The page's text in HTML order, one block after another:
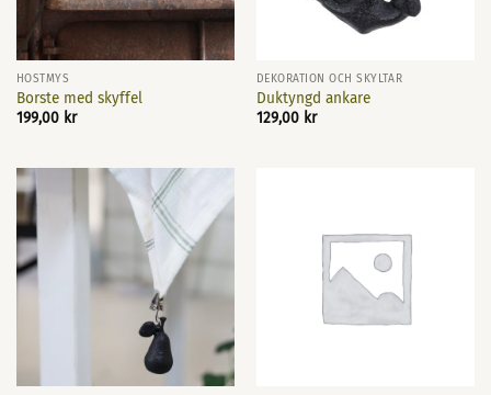
HÖSTMYS
Borste med skyffel
199,00 kr
DEKORATION OCH SKYLTAR
Duktyngd ankare
129,00 kr